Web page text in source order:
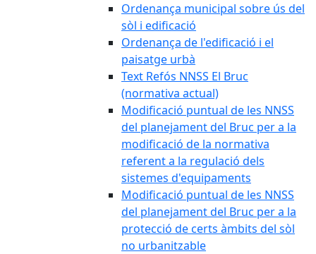
Ordenança municipal sobre ús del
sòl i edificació
Ordenança de l'edificació i el
paisatge urbà
Text Refós NNSS El Bruc
(normativa actual)
Modificació puntual de les NNSS
del planejament del Bruc per a la
modificació de la normativa
referent a la regulació dels
sistemes d'equipaments
Modificació puntual de les NNSS
del planejament del Bruc per a la
protecció de certs àmbits del sòl
no urbanitzable